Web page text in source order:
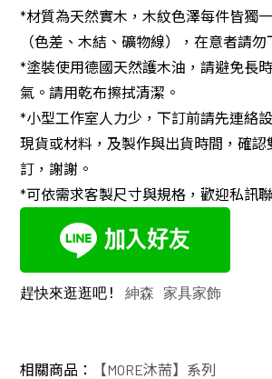
*材質為天然實木，木紋色澤每件皆獨
（色差、木結、礦物線），在意者請勿
*塗裝使用德國天然護木油，請避免長
氣。請用乾布擦拭清潔。
*小型工作室人力少，下訂前請先連絡
現貨或材料，及製作與出貨時間，確認
訂，謝謝。
*可依需求客製尺寸與規格，歡迎私訊
趕快來逛逛吧! 紳森 家具家飾
相關商品： 【MORE沐荋】系列